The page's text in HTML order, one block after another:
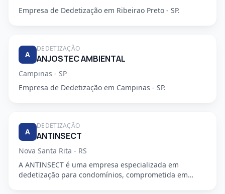
Empresa de Dedetização em Ribeirao Preto - SP.
A
DEDETIZAÇÃO
ANJOSTEC AMBIENTAL
Campinas - SP
Empresa de Dedetização em Campinas - SP.
A
DEDETIZAÇÃO
ANTINSECT
Nova Santa Rita - RS
A ANTINSECT é uma empresa especializada em
dedetização para condomínios, comprometida em